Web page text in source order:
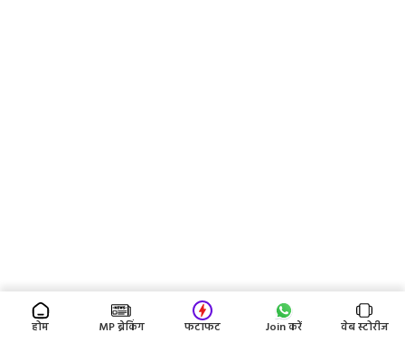
होम MP ब्रेकिंग फटाफट Join करें वेब स्टोरीज